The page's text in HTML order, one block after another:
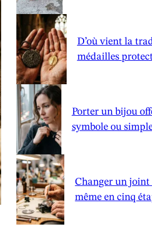
D’où vient la
médailles
Porter un bijou
symbole ou
Changer un joint
même en cinq